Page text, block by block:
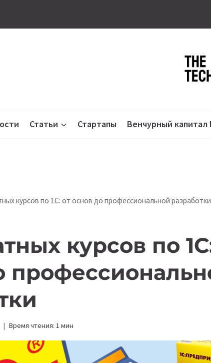
Статьи Стартапы Венчурный
курсов по 1С: от основ до профессиональной разработки
курсов по
Время чтения: 1 мин